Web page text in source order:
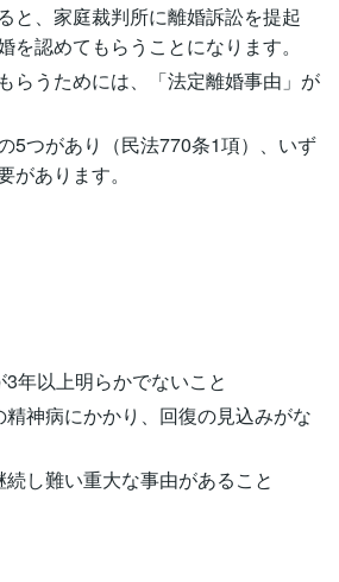
と、家庭裁判所に離婚訴訟を提起
を認めてもらうことになります。
らうためには、「法定離婚事由」が
5つがあり（民法770条1項）、いず
があります。
3年以上明らかでないこと
精神病にかかり、回復の見込みがな
続し難い重大な事由があること